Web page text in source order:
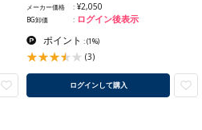
メーカー価格 ¥2,050
BG卸価 ログイン後表示
ポイント :(1%)
(3)
ログインして購入